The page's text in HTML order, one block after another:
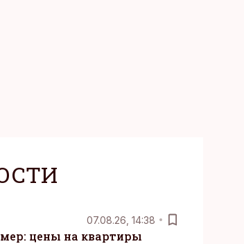
07.08.26, 14:38
цены на квартиры